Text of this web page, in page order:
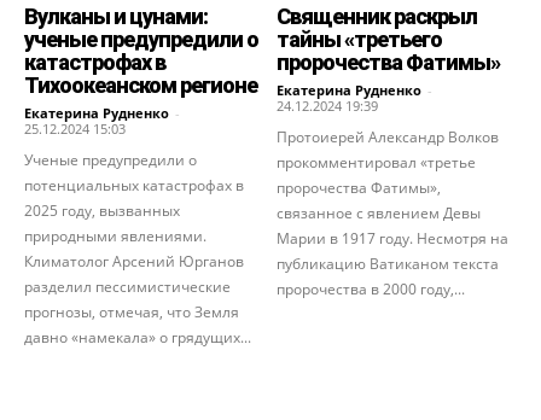
Вулканы и цунами:
ученые предупредили о
катастрофах в
Тихоокеанском регионе
Екатерина Рудненко -
25.12.2024 15:03
Ученые предупредили о
потенциальных катастрофах в
2025 году, вызванных
природными явлениями.
Климатолог Арсений Юрганов
разделил пессимистические
прогнозы, отмечая, что Земля
давно «намекала» о грядущих...
Священник раскрыл
тайны «третьего
пророчества Фатимы»
Екатерина Рудненко -
24.12.2024 19:39
Протоиерей Александр Волков
прокомментировал «третье
пророчества Фатимы»,
связанное с явлением Девы
Марии в 1917 году. Несмотря на
публикацию Ватиканом текста
пророчества в 2000 году,...